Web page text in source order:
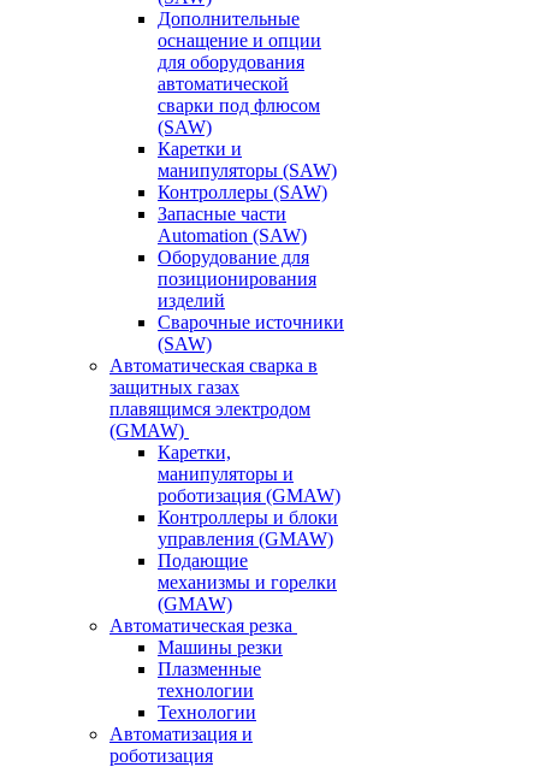
Дополнительные
оснащение и опции
для оборудования
автоматической
сварки под флюсом
(SAW)
Каретки и
манипуляторы (SAW)
Контроллеры (SAW)
Запасные части
Automation (SAW)
Оборудование для
позиционирования
изделий
Сварочные источники
(SAW)
Автоматическая сварка в
защитных газах
плавящимся электродом
(GMAW)
Каретки,
манипуляторы и
роботизация (GMAW)
Контроллеры и блоки
управления (GMAW)
Подающие
механизмы и горелки
(GMAW)
Автоматическая резка
Машины резки
Плазменные
технологии
Технологии
Автоматизация и
роботизация